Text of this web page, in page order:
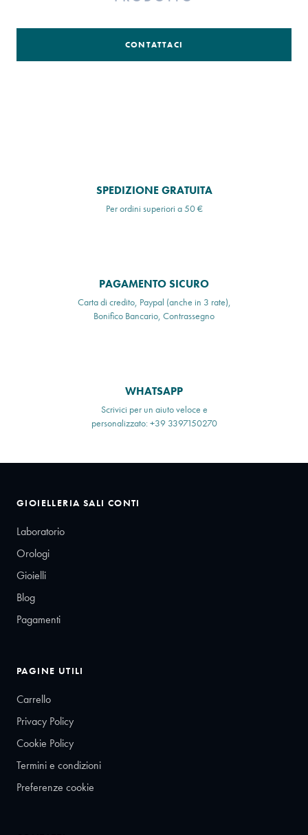
CONTATTACI
SPEDIZIONE GRATUITA
Per ordini superiori a 50 €
PAGAMENTO SICURO
Carta di credito, Paypal (anche in 3 rate),
Bonifico Bancario, Contrassegno
WHATSAPP
Scrivici per un aiuto veloce e
personalizzato: +39 3397150270
GIOIELLERIA SALI CONTI
Laboratorio
Orologi
Gioielli
Blog
Pagamenti
PAGINE UTILI
Carrello
Privacy Policy
Cookie Policy
Termini e condizioni
Preferenze cookie